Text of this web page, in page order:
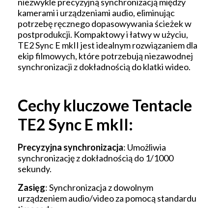
kamerami i urządzeniami audio, eliminując
potrzebę ręcznego dopasowywania ścieżek w
postprodukcji. Kompaktowy i łatwy w użyciu,
TE2 Sync E mkII jest idealnym rozwiązaniem dla
ekip filmowych, które potrzebują niezawodnej
synchronizacji z dokładnością do klatki wideo.
Cechy kluczowe Tentacle
TE2 Sync E mkII:
Precyzyjna synchronizacja: Umożliwia
synchronizację z dokładnością do 1/1000
sekundy.
Zasięg: Synchronizacja z dowolnym
urządzeniem audio/video za pomocą standardu